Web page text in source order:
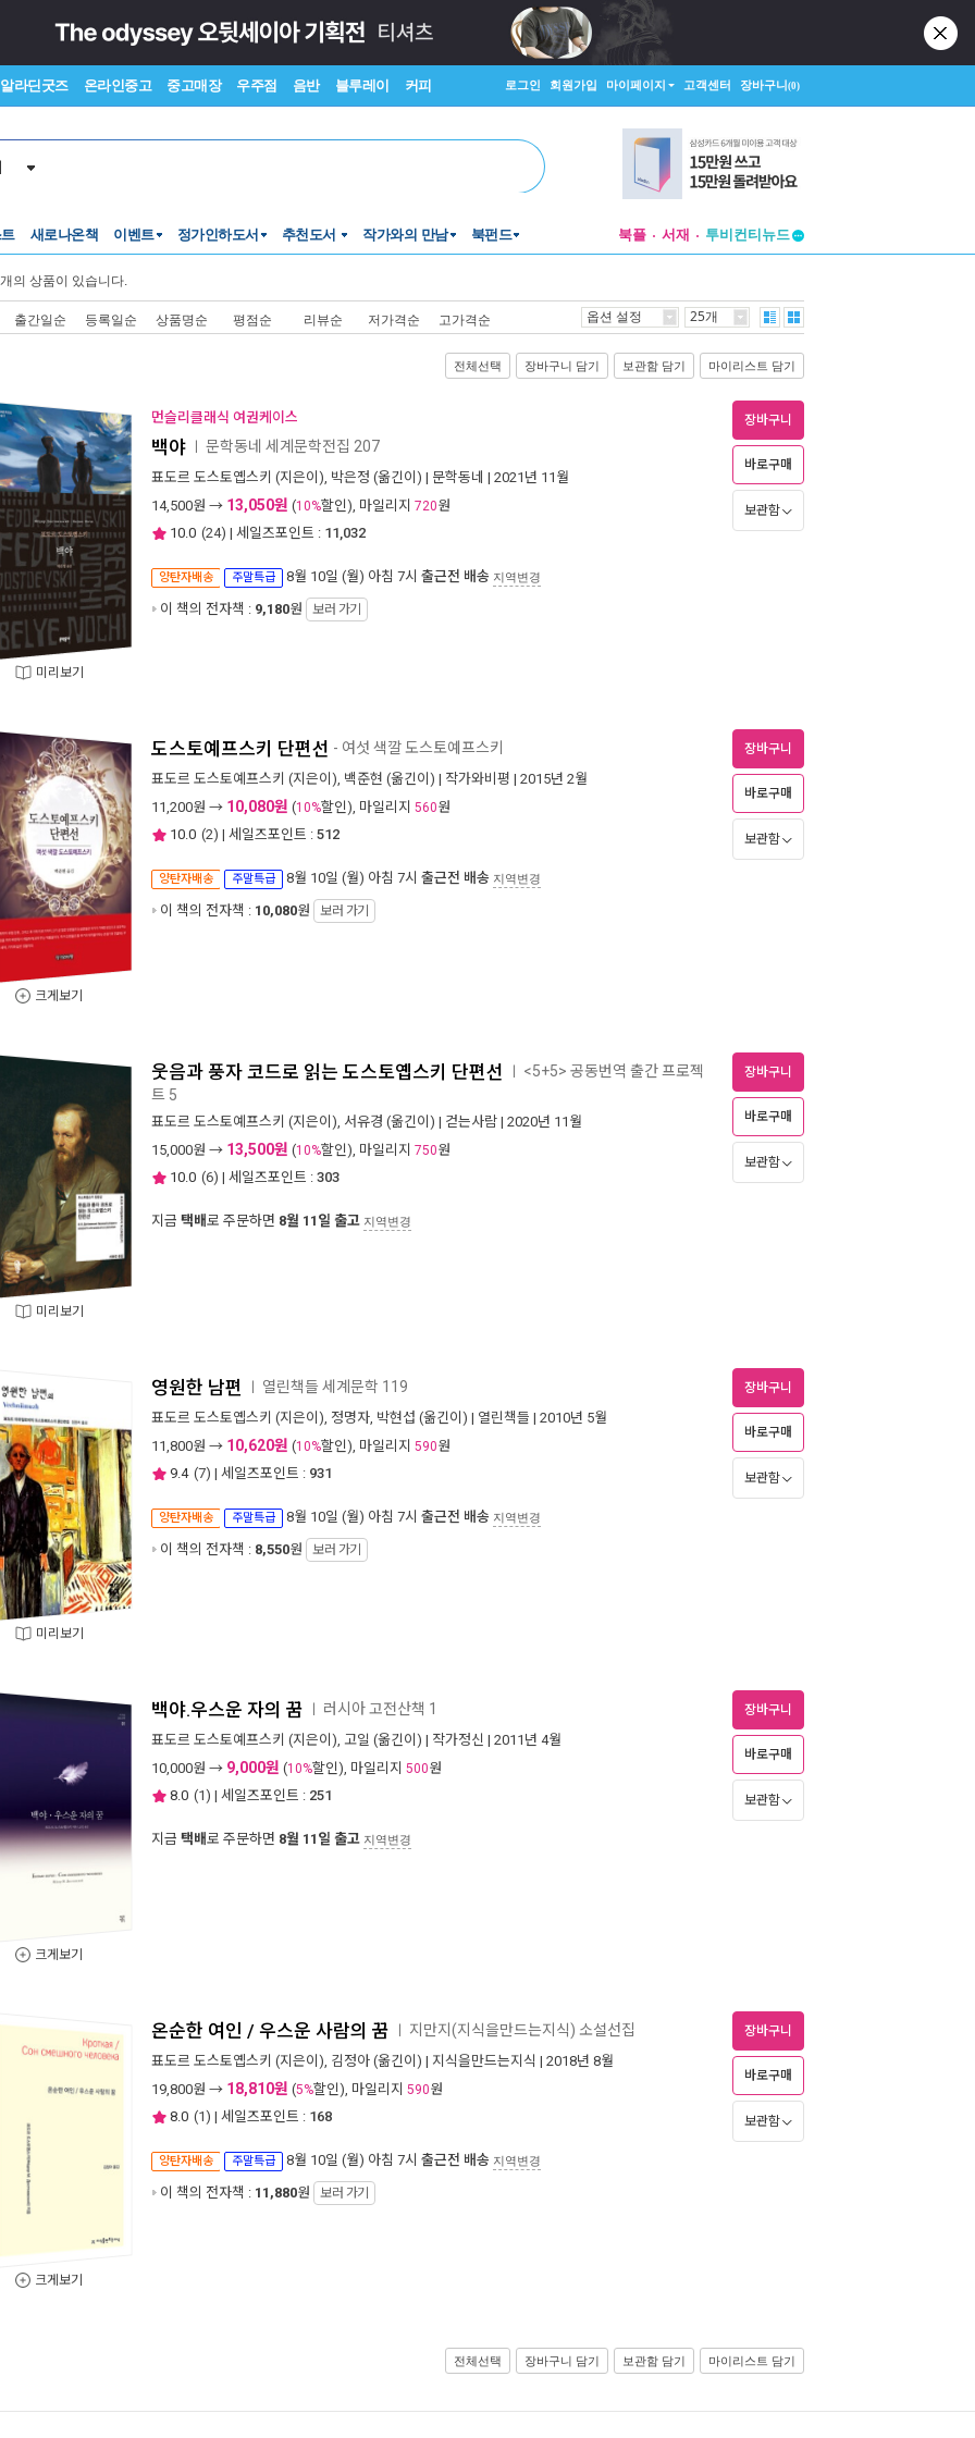
알라딘굿즈 온라인중고 중고매장 우주점 음반 블루레이 커피 로그인 회원가입 마이페이지 고객센터 장바구니(0)
새로나온책 이벤트 정가인하도서 추천도서 작가와의 만남 북펀드 북플 서재
투비컨티뉴드
개의 상품이 있습니다.
출간일순 등록일순 상품명순 평점순 리뷰순 저가격순 고가격순 옵션 설정 25개
전체선택 장바구니 담기 보관함 담기 마이리스트 담기
미리보기
먼슬리클래식 여권케이스
백야 문학동네 세계문학전집 207
표도르 도스토옙스키 (지은이), 박은정 (옮긴이) | 문학동네 | 2021년 11월
14,500원 → 13,050원 (10%할인), 마일리지 720원
10.0 (24) | 세일즈포인트 : 11,032
양탄자배송 주말특급 8월 10일 (월) 아침 7시 출근전 배송 지역변경
이 책의 전자책 : 9,180원 보러 가기
장바구니
바로구매
보관함
크게보기
도스토예프스키 단편선 - 여섯 색깔 도스토예프스키
표도르 도스토예프스키 (지은이), 백준현 (옮긴이) | 작가와비평 | 2015년 2월
11,200원 → 10,080원 (10%할인), 마일리지 560원
10.0 (2) | 세일즈포인트 : 512
양탄자배송 주말특급 8월 10일 (월) 아침 7시 출근전 배송 지역변경
이 책의 전자책 : 10,080원 보러 가기
장바구니
바로구매
보관함
미리보기
웃음과 풍자 코드로 읽는 도스토옙스키 단편선 <5+5> 공동번역 출간 프로젝
트 5
표도르 도스토예프스키 (지은이), 서유경 (옮긴이) | 걷는사람 | 2020년 11월
15,000원 → 13,500원 (10%할인), 마일리지 750원
10.0 (6) | 세일즈포인트 : 303
지금 택배로 주문하면 8월 11일 출고 지역변경
장바구니
바로구매
보관함
미리보기
영원한 남편 열린책들 세계문학 119
표도르 도스토옙스키 (지은이), 정명자, 박현섭 (옮긴이) | 열린책들 | 2010년 5월
11,800원 → 10,620원 (10%할인), 마일리지 590원
9.4 (7) | 세일즈포인트 : 931
양탄자배송 주말특급 8월 10일 (월) 아침 7시 출근전 배송 지역변경
이 책의 전자책 : 8,550원 보러 가기
장바구니
바로구매
보관함
크게보기
백야.우스운 자의 꿈 러시아 고전산책 1
표도르 도스토예프스키 (지은이), 고일 (옮긴이) | 작가정신 | 2011년 4월
10,000원 → 9,000원 (10%할인), 마일리지 500원
8.0 (1) | 세일즈포인트 : 251
지금 택배로 주문하면 8월 11일 출고 지역변경
장바구니
바로구매
보관함
크게보기
온순한 여인 / 우스운 사람의 꿈 지만지(지식을만드는지식) 소설선집
표도르 도스토옙스키 (지은이), 김정아 (옮긴이) | 지식을만드는지식 | 2018년 8월
19,800원 → 18,810원 (5%할인), 마일리지 590원
8.0 (1) | 세일즈포인트 : 168
양탄자배송 주말특급 8월 10일 (월) 아침 7시 출근전 배송 지역변경
이 책의 전자책 : 11,880원 보러 가기
장바구니
바로구매
보관함
전체선택 장바구니 담기 보관함 담기 마이리스트 담기